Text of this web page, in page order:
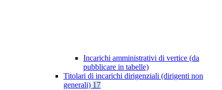
Incarichi amministrativi di vertice (da
pubblicare in tabelle)
Titolari di incarichi dirigenziali (dirigenti non
generali) 17